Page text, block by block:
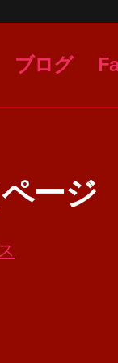
ブログ
ージ